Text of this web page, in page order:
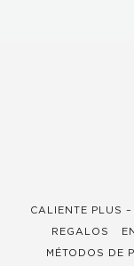
CALIENTE PLUS
REGALOS
MÉTODOS DE